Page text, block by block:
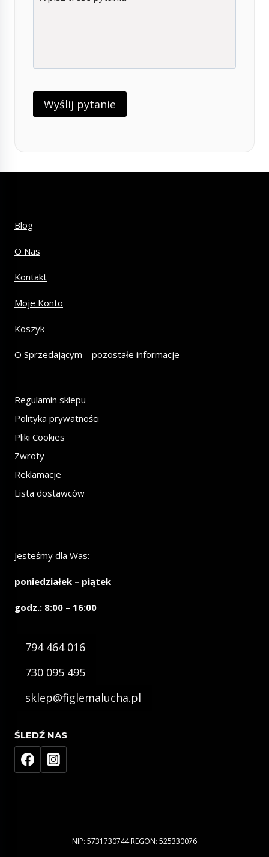
Blog
O Nas
Kontakt
Moje Konto
Koszyk
O Sprzedającym – pozostałe informacje
Regulamin sklepu
Polityka prywatności
Pliki Cookies
Zwroty
Reklamacje
Lista dostawców
Jesteśmy dla Was:
poniedziałek – piątek
godz.: 8:00 – 16:00
794 464 016
730 095 495
sklep@figlemalucha.pl
ŚLEDŹ NAS
NIP: 5731730744 REGON: 525330076